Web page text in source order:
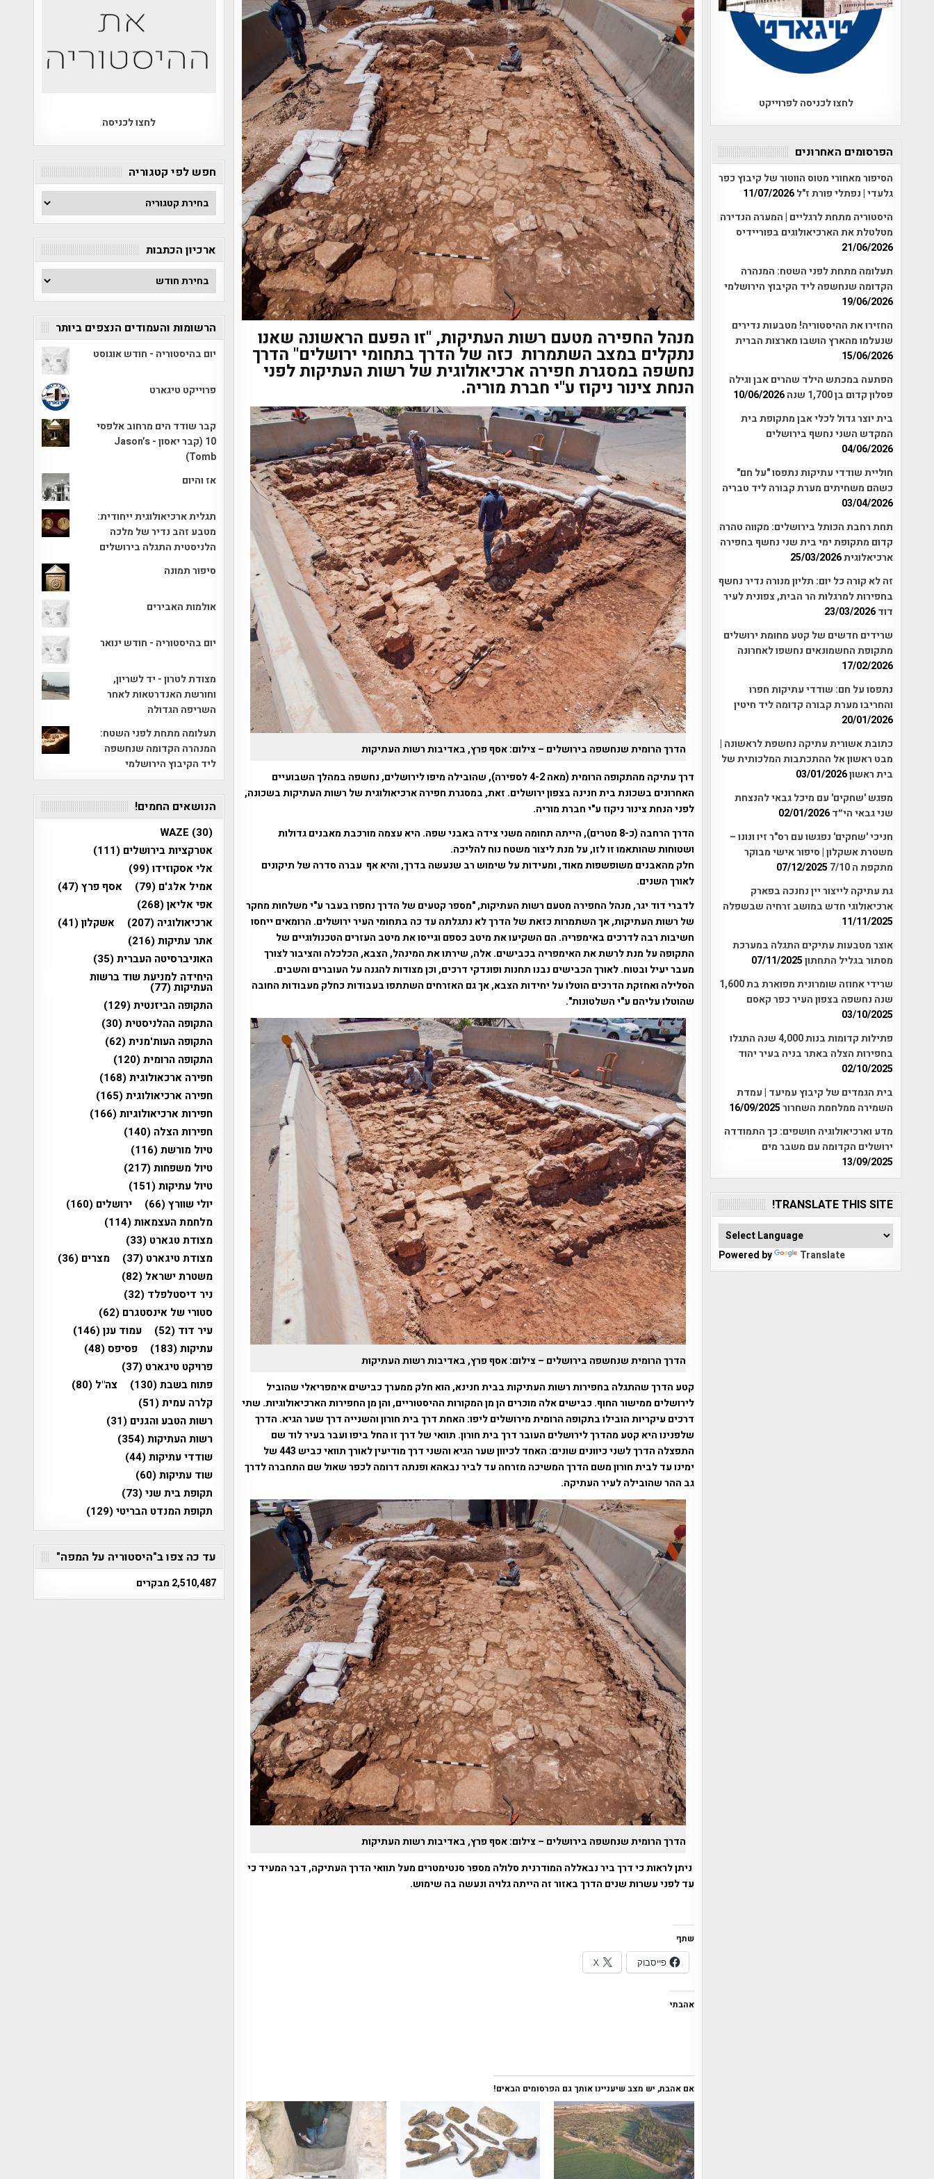
מנהל החפירה מטעם רשות העתיקות, "זו הפעם הראשונה שאנו
נתקלים במצב השתמרות כזה של הדרך בתחומי ירושלים" הדרך
נחשפה במסגרת חפירה ארכיאולוגית של רשות העתיקות לפני
הנחת צינור ניקוז ע"י חברת מוריה.
הדרך הרומית שנחשפה בירושלים – צילום: אסף פרץ, באדיבות רשות העתיקות
דרך עתיקה מהתקופה הרומית (מאה 4-2 לספירה), שהובילה מיפו לירושלים, נחשפה במהלך השבועיים
האחרונים בשכונת בית חנינה בצפון ירושלים. זאת, במסגרת חפירה ארכיאולוגית של רשות העתיקות בשכונה,
לפני הנחת צינור ניקוז ע"י חברת מוריה.
הדרך הרחבה (כ-8 מטרים), הייתה תחומה משני צידה באבני שפה. היא עצמה מורכבת מאבנים גדולות
ושטוחות שהותאמו זו לזו, על מנת ליצור משטח נוח להליכה.
חלק מהאבנים משופשפות מאוד, ומעידות על שימוש רב שנעשה בדרך, והיא אף עברה סדרה של תיקונים
לאורך השנים.
לדברי דוד יגר, מנהל החפירה מטעם רשות העתיקות, "מספר קטעים של הדרך נחפרו בעבר ע"י משלחות מחקר
של רשות העתיקות, אך השתמרות כזאת של הדרך לא נתגלתה עד כה בתחומי העיר ירושלים. הרומאים ייחסו
חשיבות רבה לדרכים באימפריה. הם השקיעו את מיטב כספם וגייסו את מיטב העזרים הטכנולוגיים של
התקופה על מנת לרשת את האימפריה בכבישים. אלה, שירתו את המינהל, הצבא, הכלכלה והציבור לצורך
מעבר יעיל ובטוח. לאורך הכבישים נבנו תחנות ופונדקי דרכים, וכן מצודות להגנה על העוברים והשבים.
הסלילה ואחזקת הדרכים הוטלו על יחידות הצבא, אך גם האזרחים השתתפו בעבודות כחלק מעבודות החובה
שהוטלו עליהם ע"י השלטונות".
הדרך הרומית שנחשפה בירושלים – צילום: אסף פרץ, באדיבות רשות העתיקות
קטע הדרך שהתגלה בחפירות רשות העתיקות בבית חנינא, הוא חלק ממערך כבישים אימפריאלי שהוביל
לירושלים ממישור החוף. כבישים אלה מוכרים הן מן המקורות ההיסטוריים, והן מן החפירות הארכיאולוגיות. שתי
דרכים עיקריות הובילו בתקופה הרומית מירושלים ליפו: האחת דרך בית חורון והשנייה דרך שער הגיא. הדרך
שלפנינו היא קטע מהדרך לירושלים העובר דרך בית חורון. תוואי של דרך זו החל ביפו ועבר בעיר לוד שם
התפצלה הדרך לשני כיוונים שונים: האחד לכיוון שער הגיא והשני דרך מודיעין לאורך תוואי כביש 443 של
ימינו עד לבית חורון משם הדרך המשיכה מזרחה עד לביר נבאהא ופנתה דרומה לכפר שאול שם התחברה לדרך
גב ההר שהובילה לעיר העתיקה.
הדרך הרומית שנחשפה בירושלים – צילום: אסף פרץ, באדיבות רשות העתיקות
ניתן לראות כי דרך ביר נבאללה המודרנית סלולה מספר סנטימטרים מעל תוואי הדרך העתיקה, דבר המעיד כי
עד לפני עשרות שנים הדרך באזור זה הייתה גלויה ונעשה בה שימוש.
שתף
פייסבוק
X
אהבתי
אם אהבת, יש מצב שיעניינו אותך גם הפרסומים הבאים!
לחצו לכניסה לפרוייקט
הפרסומים האחרונים
הסיפור מאחורי מטוס הווטור של קיבוץ כפר
גלעדי | נפתלי פורת ז"ל11/07/2026
היסטוריה מתחת לרגליים | המערה הנדירה
מטלטלת את הארכיאולוגים בפוריידיס
21/06/2026
תעלומה מתחת לפני השטח: המנהרה
הקדומה שנחשפה ליד הקיבוץ הירושלמי
19/06/2026
החזירו את ההיסטוריה! מטבעות נדירים
שנעלמו מהארץ הושבו מארצות הברית
15/06/2026
הפתעה במכתש הילד שהרים אבן וגילה
פסלון קדום בן 1,700 שנה
10/06/2026
בית יוצר גדול לכלי אבן מתקופת בית
המקדש השני נחשף בירושלים
04/06/2026
חוליית שודדי עתיקות נתפסו "על חם"
כשהם משחיתים מערת קבורה ליד טבריה
03/04/2026
תחת רחבת הכותל בירושלים: מקווה טהרה
קדום מתקופת ימי בית שני נחשף בחפירה
ארכיאלוגית25/03/2026
זה לא קורה כל יום: תליון מנורה נדיר נחשף
בחפירות למרגלות הר הבית, צפונית לעיר
דוד23/03/2026
שרידים חדשים של קטע מחומת ירושלים
מתקופת החשמונאים נחשפו לאחרונה
17/02/2026
נתפסו על חם: שודדי עתיקות חפרו
והחריבו מערת קבורה קדומה ליד חיטין
20/01/2026
כתובת אשורית עתיקה נחשפת לראשונה |
מבט ראשון אל ההתכתבות המלכותית של
בית ראשון03/01/2026
מפגש 'שחקים' עם מיכל גבאי להנצחת
שני גבאי הי״ד02/01/2026
חניכי 'שחקים' נפגשו עם רס"ר זיו ונונו –
משטרת אשקלון | סיפור אישי מבוקר
מתקפת ה 7/10
07/12/2025
גת עתיקה לייצור יין נחנכה בפארק
ארכיאולוגי חדש במושב זרחיה שבשפלה
11/11/2025
אוצר מטבעות עתיקים התגלה במערכת
מסתור בגליל התחתון07/11/2025
שרידי אחוזה שומרונית מפוארת בת 1,600
שנה נחשפה בצפון העיר כפר קאסם
03/10/2025
פתילות קדומות בנות 4,000 שנה התגלו
בחפירות הצלה באתר בניה בעיר יהוד
02/10/2025
בית הגמדים של קיבוץ עמיעד | עמדת
השמירה ממלחמת השחרור16/09/2025
מדע וארכיאולוגיה חושפים: כך התמודדה
ירושלים הקדומה עם משבר מים
13/09/2025
TRANSLATE THIS SITE!
Powered by Translate
לחצו לכניסה
חפש לפי קטגוריה
חפש
לפי
קטגוריה
ארכיון הכתבות
ארכיון
הכתבות
הרשומות והעמודים הנצפים ביותר
יום בהיסטוריה - חודש אוגוסט
פרוייקט טיגארט
קבר שודד הים מרחוב אלפסי
10 (קבר יאסון - Jason’s
Tomb)
אז והיום
תגלית ארכיאולוגית ייחודית:
מטבע זהב נדיר של מלכה
הלניסטית התגלה בירושלים
סיפור תמונה
אולמות האבירים
יום בהיסטוריה - חודש ינואר
מצודת לטרון - יד לשריון,
וחורשת האנדרטאות לאחר
השריפה הגדולה
תעלומה מתחת לפני השטח:
המנהרה הקדומה שנחשפה
ליד הקיבוץ הירושלמי
הנושאים החמים!
WAZE (30)
אטרקציות בירושלים (111)
אלי אסקוזידו(99)
אמיל אלג'ם (79) אסף פרץ(47)
אפי אליאן(268)
ארכיאולוגיה (207) אשקלון(41)
אתר עתיקות(216)
האוניברסיטה העברית(35)
היחידה למניעת שוד ברשות
העתיקות(77)
התקופה הביזנטית(129)
התקופה ההלניסטית(30)
התקופה העות'מנית(62)
התקופה הרומית(120)
חפירה ארכאולוגית(168)
חפירה ארכיאולוגית(165)
חפירות ארכיאולוגיות(166)
חפירות הצלה (140)
טיול מורשת(116)
טיול משפחות(217)
טיול עתיקות(151)
יולי שוורץ(66) ירושלים (160)
מלחמת העצמאות(114)
מצודת טגארט (33)
מצודת טיגארט (37) מצרים (36)
משטרת ישראל (82)
ניר דיסטלפלד (32)
סטורי של אינסטגרם (62)
עיר דוד (52) עמוד ענן(146)
עתיקות(183) פסיפס(48)
פרויקט טיגארט (37)
פתוח בשבת(130) צה"ל (80)
קלרה עמית(51)
רשות הטבע והגנים (31)
רשות העתיקות(354)
שודדי עתיקות(44)
שוד עתיקות(60)
תקופת בית שני(73)
תקופת המנדט הבריטי(129)
עד כה צפו ב"היסטוריה על המפה"
2,510,487 מבקרים